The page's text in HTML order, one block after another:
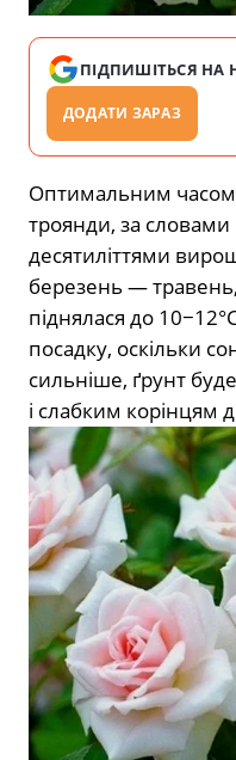
ПІДПИШІТЬСЯ НА
ДОДАТИ ЗАРАЗ
Оптимальним часом
троянди, за
десятиліттями
березень —
піднялася до
посадку, оскільки
сильніше, ґрунт
і слабким корінцям